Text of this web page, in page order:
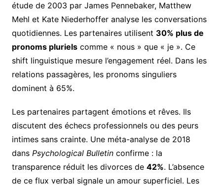
étude de 2003 par James Pennebaker, Matthew
Mehl et Kate Niederhoffer analyse les conversations
quotidiennes. Les partenaires utilisent 30% plus de
pronoms plurielscomme « nous » que « je ». Ce
shift linguistique mesure l’engagement réel. Dans les
relations passagères, les pronoms singuliers
dominent à 65%.
Les partenaires partagent émotions et rêves. Ils
discutent des échecs professionnels ou des peurs
intimes sans crainte. Une méta-analyse de 2018
dans Psychological Bulletinconfirme : la
transparence réduit les divorces de 42%. L’absence
de ce flux verbal signale un amour superficiel. Les